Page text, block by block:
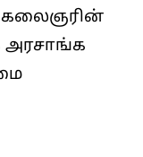
கலைஞரின்
அரசாங்க